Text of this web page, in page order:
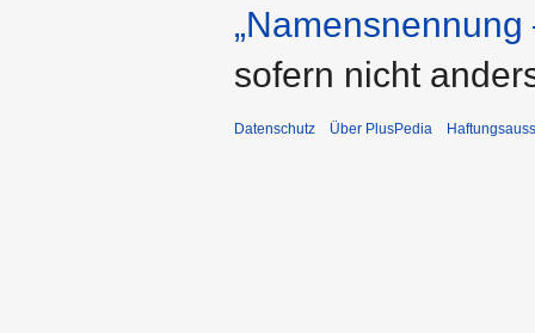
sofern nicht
Datenschutz Über PlusPedia